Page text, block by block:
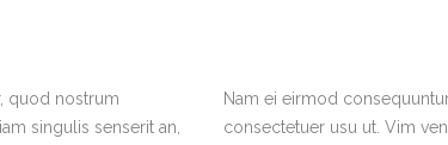
quod nostrum
singulis senserit an,
Nam ei eirmod
consectetuer usu ut. Vim